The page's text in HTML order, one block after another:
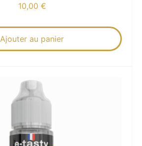
10,00 €
Ajouter au panier